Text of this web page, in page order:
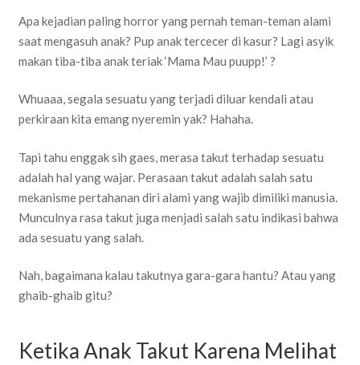
Apa kejadian paling horror yang pernah teman-teman alami
saat mengasuh anak? Pup anak tercecer di kasur? Lagi asyik
makan tiba-tiba anak teriak ‘Mama Mau puupp!’ ?
Whuaaa, segala sesuatu yang terjadi diluar kendali atau
perkiraan kita emang nyeremin yak? Hahaha.
Tapi tahu enggak sih gaes, merasa takut terhadap sesuatu
adalah hal yang wajar. Perasaan takut adalah salah satu
mekanisme pertahanan diri alami yang wajib dimiliki manusia.
Munculnya rasa takut juga menjadi salah satu indikasi bahwa
ada sesuatu yang salah.
Nah, bagaimana kalau takutnya gara-gara hantu? Atau yang
ghaib-ghaib gitu?
Ketika Anak Takut Karena Melihat